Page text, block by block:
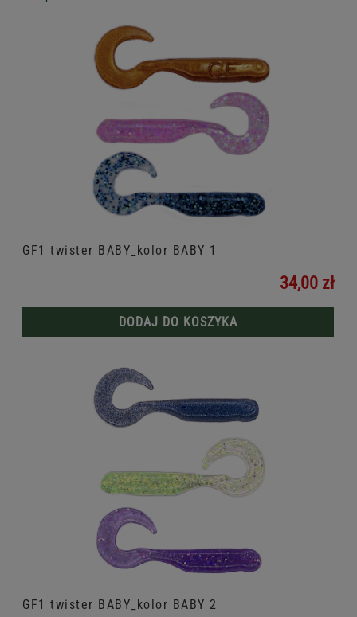
GF1 twister BABY_kolor BABY 1
34,00 zł
DODAJ DO KOSZYKA
GF1 twister BABY_kolor BABY 2